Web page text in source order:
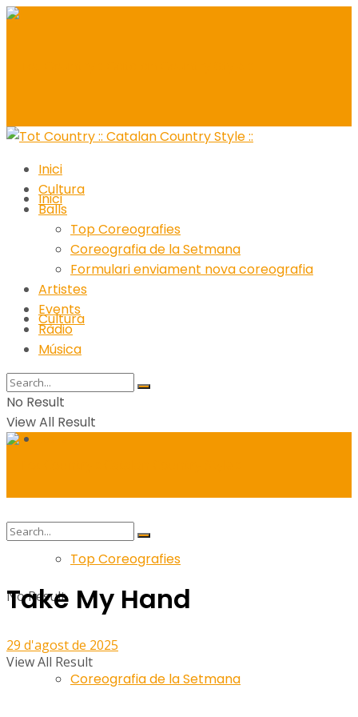
Inici
Cultura
Top Coreografies
Coreografia de la Setmana
Inici
Cultura
Balls
Top Coreografies
Coreografia de la Setmana
Formulari enviament nova coreografia
Artistes
Events
Ràdio
Música
No Result
View All Result
No Result
View All Result
Take My Hand
29 d'agost de 2025